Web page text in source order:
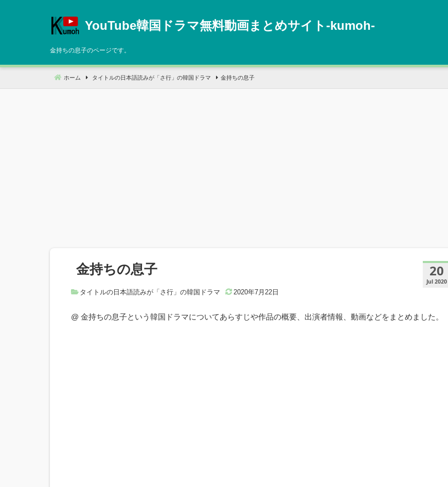
へ
動
YouTube韓国ドラマ無料動画まとめサイト‐kumoh‐
金持ちの息子のページです。
ホーム タイトルの日本語読みが「さ行」の韓国ドラマ 金持ちの息子
20
Jul 2020
金持ちの息子
タイトルの日本語読みが「さ行」の韓国ドラマ 2020年7月22日
@ 金持ちの息子という韓国ドラマについてあらすじや作品の概要、出演者情報、動画などをまとめました。